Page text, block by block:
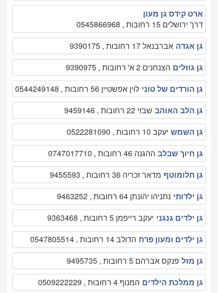
ארט קידס גן מעון
דרך ירושלים 15 רחובות , 0545866968
גן אגדה אברבנאל 17 רחובות , 9390175
גן גוזלים הצנחנים 2 א' רחובות , 9390975
גן הורדים של טוני לוין אפשטיין 56 רחובות , 0544249148
גן הלב האוהב שבזי 22 רחובות , 9459146
גן השמש יעקב 10 רחובות , 0522281090
גן חיוך שבלב ההגנה 46 רחובות , 0747017710
גן חלומוטף מדאר זכריה 36 רחובות , 9455593
גן ילדותי נתניהו יהונתן 64 רחובות , 9463252
גן ילדים גנגני יעקב רייפמן 5 רחובות , 9363468
גן ילדים ומעון פרח הדולב 14 רחובות , 0547805514
גן מזל פנקס אברהם 5 רחובות , 9495735
גן ממלכת הילדים המנוף 4 רחובות , 0509222229